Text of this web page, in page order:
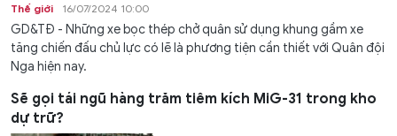
Thế giới 16/07/2024 10:00
GD&TĐ - Những xe bọc thép chở quân sử dụng khung gầm xe
tăng chiến đấu chủ lực có lẽ là phương tiện cần thiết với Quân đội
Nga hiện nay.
Sẽ gọi tái ngũ hàng trăm tiêm kích MiG-31 trong kho
dự trữ?